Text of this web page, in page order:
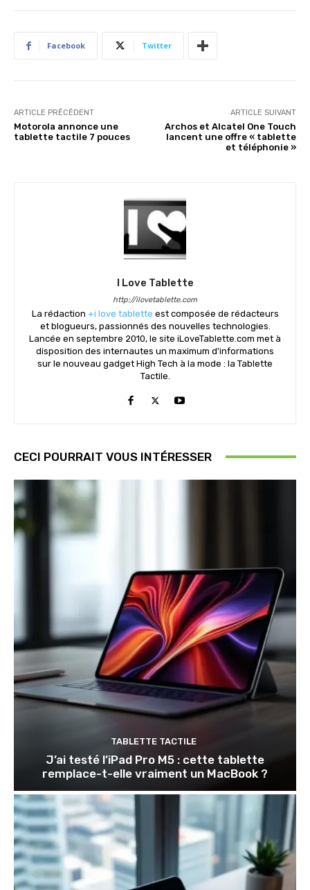
Facebook Twitter
ARTICLE PRÉCÉDENT
Motorola annonce une
tablette tactile 7 pouces
ARTICLE SUIVANT
Archos et Alcatel One Touch
lancent une offre « tablette
et téléphonie »
I Love Tablette
http://ilovetablette.com
La rédaction +i love tablette est composée de rédacteurs
et blogueurs, passionnés des nouvelles technologies.
Lancée en septembre 2010, le site iLoveTablette.com met à
disposition des internautes un maximum d'informations
sur le nouveau gadget High Tech à la mode : la Tablette
Tactile.
CECI POURRAIT VOUS INTÉRESSER
TABLETTE TACTILE
J’ai testé l’iPad Pro M5 : cette tablette
remplace-t-elle vraiment un MacBook ?